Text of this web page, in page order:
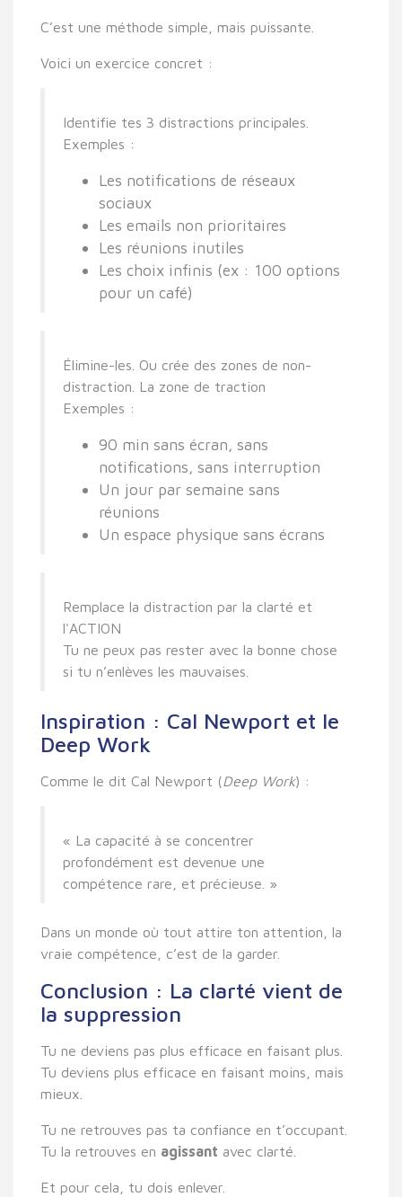
C’est une méthode simple, mais puissante.
Voici un exercice concret :
Identifie tes 3 distractions principales.
Exemples :
Les notifications de réseaux
sociaux
Les emails non prioritaires
Les réunions inutiles
Les choix infinis (ex : 100 options
pour un café)
Élimine-les. Ou crée des zones de non-
distraction. La zone de traction
Exemples :
90 min sans écran, sans
notifications, sans interruption
Un jour par semaine sans
réunions
Un espace physique sans écrans
Remplace la distraction par la clarté et
l'ACTION
Tu ne peux pas rester avec la bonne chose
si tu n’enlèves les mauvaises.
Inspiration : Cal Newport et le
Deep Work
Comme le dit Cal Newport (Deep Work) :
« La capacité à se concentrer
profondément est devenue une
compétence rare, et précieuse. »
Dans un monde où tout attire ton attention, la
vraie compétence, c’est de la garder.
Conclusion : La clarté vient de
la suppression
Tu ne deviens pas plus efficace en faisant plus.
Tu deviens plus efficace en faisant moins, mais
mieux
Tu ne retrouves pas ta confiance en t’occupant.
Tu la retrouves en agissant avec clarté
Et pour cela, tu dois enlever.